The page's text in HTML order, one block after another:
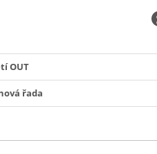
OUT
řada